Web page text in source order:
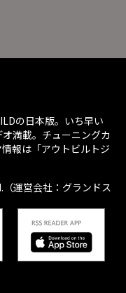
の日本版。いち早い
満載。チューニングカ
報は「アウトビルトジ
運営会社：グランドス